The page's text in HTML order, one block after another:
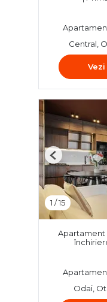
Central,
1 /15
Previous
Apartament
Odai,